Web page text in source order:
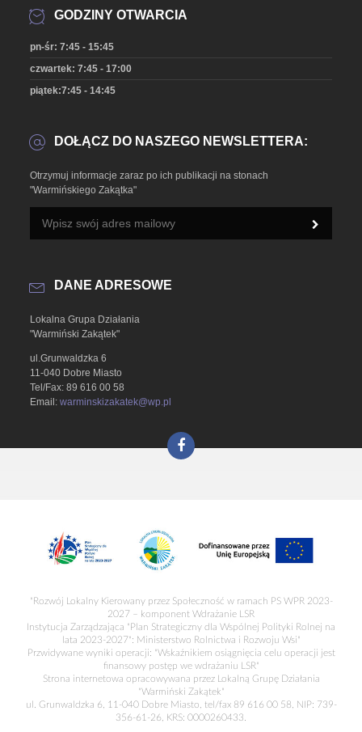
GODZINY OTWARCIA
pn-śr: 7:45 - 15:45
czwartek: 7:45 - 17:00
piątek:7:45 - 14:45
DOŁĄCZ DO NASZEGO NEWSLETTERA:
Otrzymuj informacje zaraz po ich publikacji na stonach
"Warmińskiego Zakątka"
DANE ADRESOWE
Lokalna Grupa Działania
"Warmiński Zakątek"
ul.Grunwaldzka 6
11-040 Dobre Miasto
Tel/Fax: 89 616 00 58
Email:warminskizakatek@wp.pl
"Rozwój Lokalny Kierowany przez Społeczność w ramach PS WPR 2023-
2027 – komponent Wdrażanie LSR
Instytucja Zarządzająca "Plan Strategiczny dla Wspólnej Polityki Rolnej na
lata 2023-2027": Ministerstwo Rolnictwa i Rozwoju Wsi"
Przwidywane wyniki operacji: "Wskaźnikiem osiągnięcia celu operacji jest
finansowy postęp we wdrażaniu LSR"
Strona internetowa opracowywana przez Lokalną Grupę Działania
"Warmiński Zakątek"
ul. Grunwaldzka 6, 11-040 Dobre Miasto, tel/fax 89 616 00 58, NIP: 739-
356-61-26, KRS: 0000260433.